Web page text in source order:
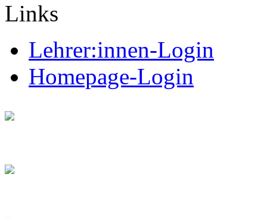
Links
Lehrer:innen-Login
Homepage-Login